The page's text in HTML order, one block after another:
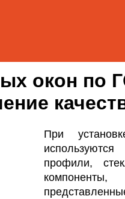
окон по
При
используются
профили,